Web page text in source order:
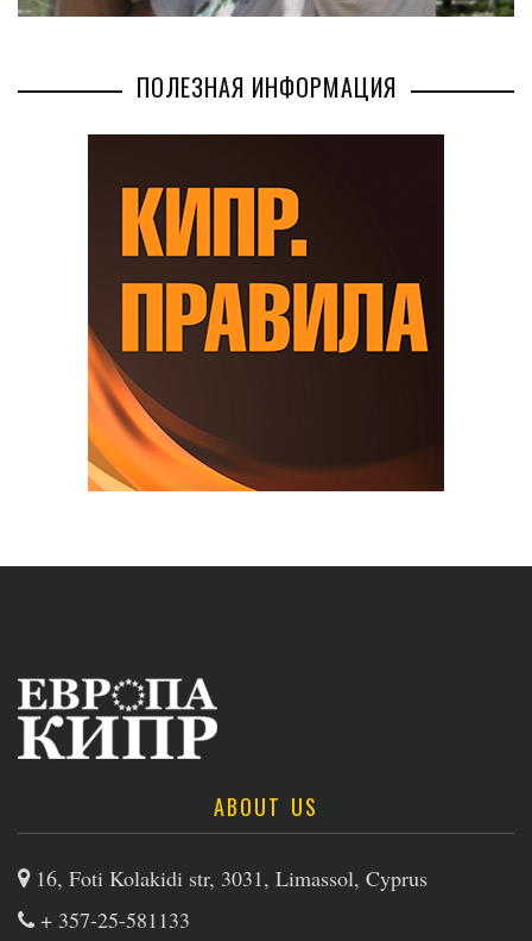
ПОЛЕЗНАЯ ИНФОРМАЦИЯ
ABOUT US
16, Foti Kolakidi str, 3031, Limassol, Cyprus
+ 357-25-581133